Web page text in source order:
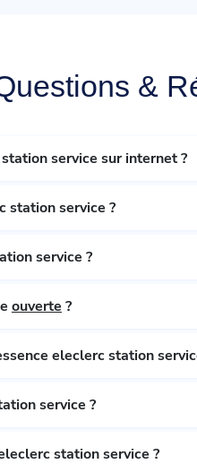
&
service sur internet ?
station service ?
service ?
elle ouverte ?
eleclerc station
service ?
station service ?